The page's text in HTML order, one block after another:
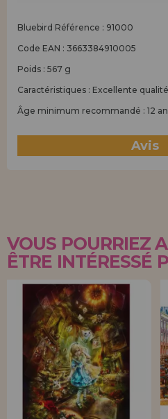
Bluebird Référence : 91000
Code EAN : 3663384910005
Poids : 567 g
Caractéristiques : Excellente
Âge minimum recommandé : 12
Avis
VOUS POURRIEZ
ÊTRE INTÉRESSÉ